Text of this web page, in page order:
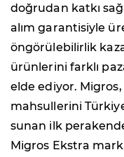
doğrudan katkı
alım garantisiyle
öngörülebilirlik
ürünlerini farklı
elde ediyor.
mahsullerini
sunan ilk
Migros Ekstra